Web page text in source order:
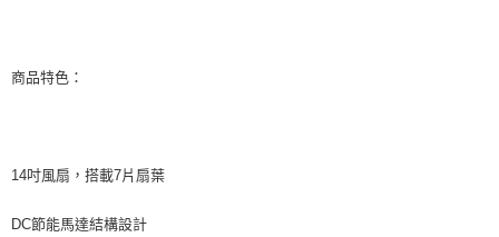
恩沛科技股份有限公司將有權停止該用戶之使用額度並採取法律行動。
商品特色：
14吋風扇，搭載7片扇葉
DC節能馬達結構設計